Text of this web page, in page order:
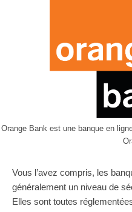
Orange Bank est une banque en
Vous l’avez compris, les
généralement un niveau de
Elles sont toutes